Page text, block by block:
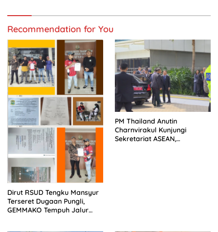
Recommendation for You
Dirut RSUD Tengku Mansyur
Terseret Dugaan Pungli,
GEMMAKO Tempuh Jalur
PM Thailand Anutin
Charnvirakul Kunjungi
Sekretariat ASEAN,